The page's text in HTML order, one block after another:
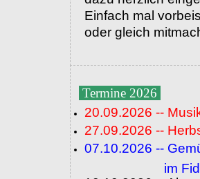
Einfach mal
oder gleich
Termine 2026
20.09.2026 --
27.09.2026 --
07.10.2026 --
im Fidelia-